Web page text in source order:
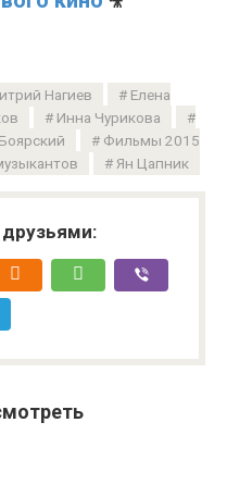
Нагиев
Елена
Инна Чурикова
Фильмы 2015
Ян Цапник